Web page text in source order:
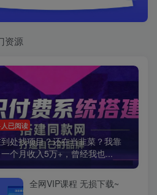
资源
已阅读
处找项目？还在当韭菜？我靠
个月收入5万+，曾经我也...
全网VIP课程 无损下载~